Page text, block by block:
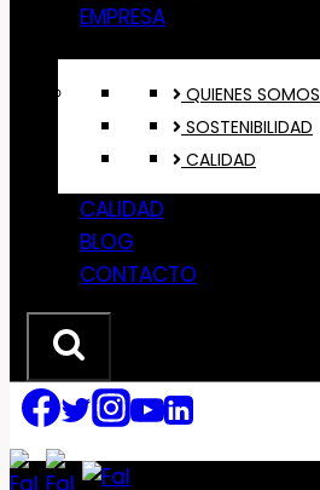
EMPRESA
QUIENES SOMOS
SOSTENIBILIDAD
CALIDAD
CALIDAD
BLOG
CONTACTO